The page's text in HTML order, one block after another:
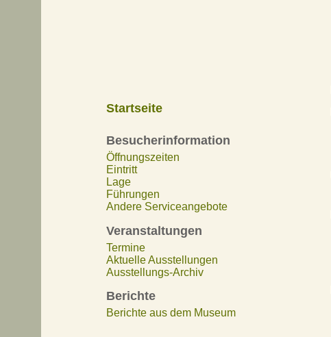
Startseite
Besucherinformation
Öffnungszeiten
Eintritt
Lage
Führungen
Andere Serviceangebote
Veranstaltungen
Termine
Aktuelle Ausstellungen
Ausstellungs-Archiv
Berichte
Berichte aus dem Museum